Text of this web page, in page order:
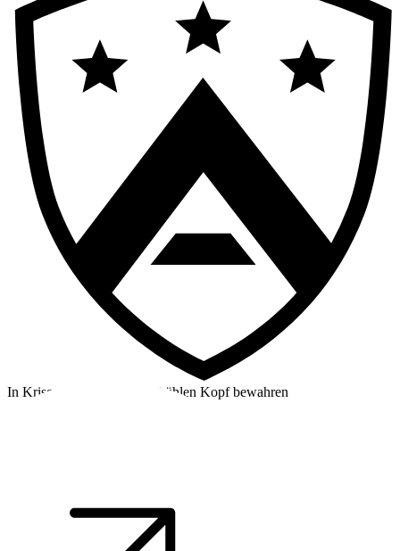
In Krisensituationen einen kühlen Kopf bewahren